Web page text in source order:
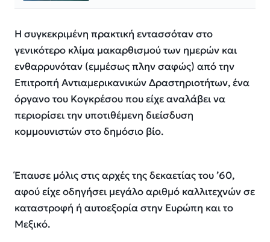
Η συγκεκριμένη πρακτική εντασσόταν στο
γενικότερο κλίμα μακαρθισμού των ημερών και
ενθαρρυνόταν (εμμέσως πλην σαφώς) από την
Επιτροπή Αντιαμερικανικών Δραστηριοτήτων, ένα
όργανο του Κογκρέσου που είχε αναλάβει να
περιορίσει την υποτιθέμενη διείσδυση
κομμουνιστών στο δημόσιο βίο.
Έπαυσε μόλις στις αρχές της δεκαετίας του ’60,
αφού είχε οδηγήσει μεγάλο αριθμό καλλιτεχνών σε
καταστροφή ή αυτοεξορία στην Ευρώπη και το
Μεξικό.